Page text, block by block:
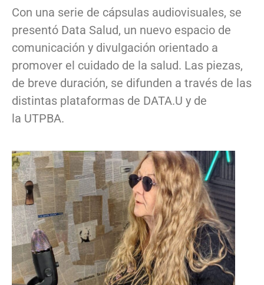
Con una serie de cápsulas audiovisuales, se
presentó Data Salud, un nuevo espacio de
comunicación y divulgación orientado a
promover el cuidado de la salud. Las piezas,
de breve duración, se difunden a través de las
distintas plataformas de DATA.U y de
la UTPBA.